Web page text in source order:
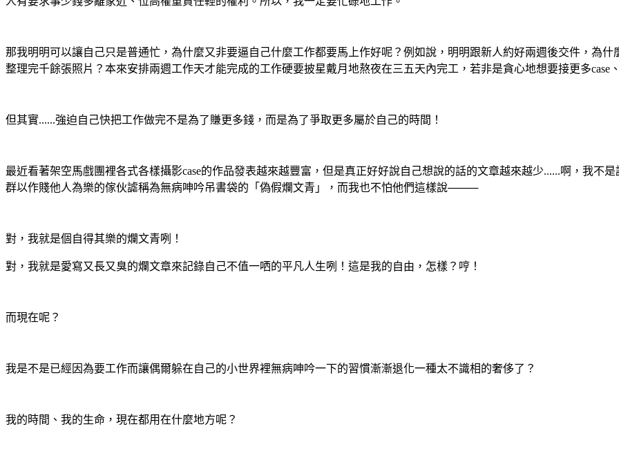
那我明明可以讓自己只是普通忙，為什麼又非要逼自己什麼工作都要馬上作好呢？例如說，明明跟新人約好兩週後交件，為
整理完千餘張照片？本來安排兩週工作天才能完成的工作硬要披星戴月地熬夜在三五天內完工，若非是貪心地想要接更多case
但其實......強迫自己快把工作做完不是為了賺更多錢，而是為了爭取更多屬於自己的時間！
最近看著架空馬戲團裡各式各樣攝影case的作品發表越來越豐富，但是真正好好說自己想說的話的文章越來越少......啊，我不
群以作賤他人為樂的傢伙謔稱為無病呻吟吊書袋的「偽假爛文青」，而我也不怕他們這樣說────
對，我就是個自得其樂的爛文青咧！
對，我就是愛寫又長又臭的爛文章來記錄自己不值一哂的平凡人生咧！這是我的自由，怎樣？哼！
而現在呢？
我是不是已經因為要工作而讓偶爾躲在自己的小世界裡無病呻吟一下的習慣漸漸退化一種太不識相的奢侈了？
我的時間、我的生命，現在都用在什麼地方呢？